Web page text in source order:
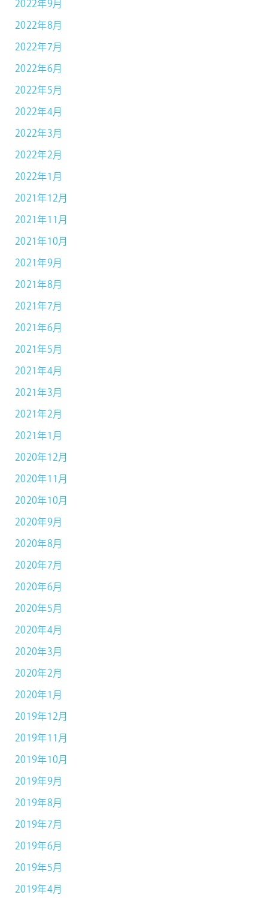
2022年9月
2022年8月
2022年7月
2022年6月
2022年5月
2022年4月
2022年3月
2022年2月
2022年1月
2021年12月
2021年11月
2021年10月
2021年9月
2021年8月
2021年7月
2021年6月
2021年5月
2021年4月
2021年3月
2021年2月
2021年1月
2020年12月
2020年11月
2020年10月
2020年9月
2020年8月
2020年7月
2020年6月
2020年5月
2020年4月
2020年3月
2020年2月
2020年1月
2019年12月
2019年11月
2019年10月
2019年9月
2019年8月
2019年7月
2019年6月
2019年5月
2019年4月